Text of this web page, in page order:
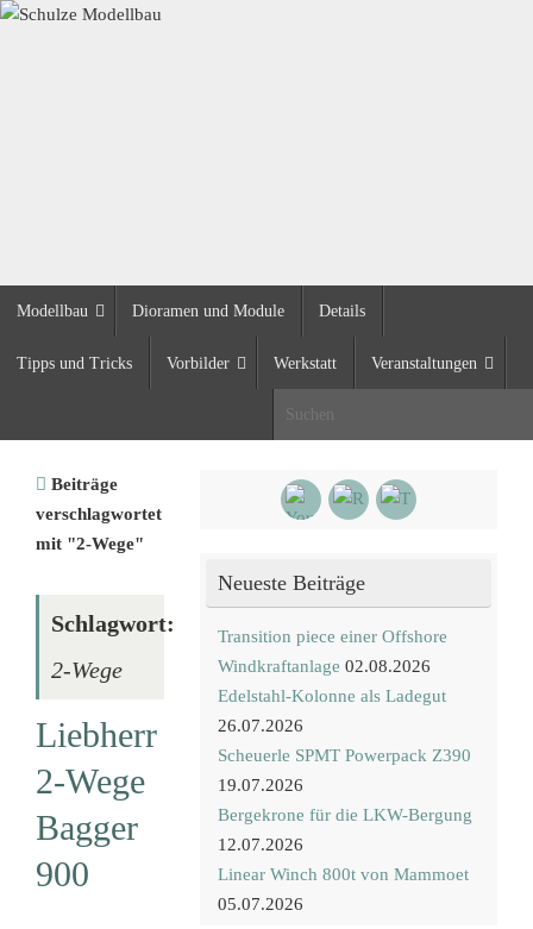
Zum
Inhalt
Modellbau Dioramen und Module Details
Tipps und Tricks Vorbilder Werkstatt Veranstaltungen
Start
Beiträge
verschlagwortet
mit "2-Wege"
Schlagwort:
2-Wege
Liebherr
2-Wege
Bagger
900
Neueste Beiträge
Transition piece einer Offshore
Windkraftanlage 02.08.2026
Edelstahl-Kolonne als Ladegut
26.07.2026
Scheuerle SPMT Powerpack Z390
19.07.2026
Bergekrone für die LKW-Bergung
12.07.2026
Linear Winch 800t von Mammoet
05.07.2026